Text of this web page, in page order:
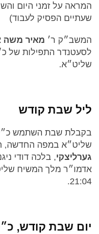
המראה על זמני היום
שעתיים הפסיק לעבוד)
המשב״ק ר׳ מאיר משה
לסעטנדר התפילות של
שליט״א.
ליל שבת קודש
בקבלת שבת השתמש
שליט״א במפה החדשה,
גערליצקי, בלכה דודי
אדמו״ר מלך המשיח
21:04.
יום שבת קודש,